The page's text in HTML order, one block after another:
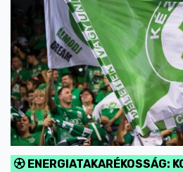
ENERGIATAKARÉKOSSÁG: